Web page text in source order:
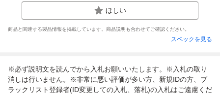
ほしい
商品と関連する製品情報を掲載しています。商品説明も合わせてご確認ください。
スペックを見る
※必ず説明文を読んでから入札お願いいたします。※入札の取り
消しは行いません。※非常に悪い評価が多い方、新規IDの方、ブ
ラックリスト登録者(ID変更しての入札、落札)の入札はご遠慮くだ